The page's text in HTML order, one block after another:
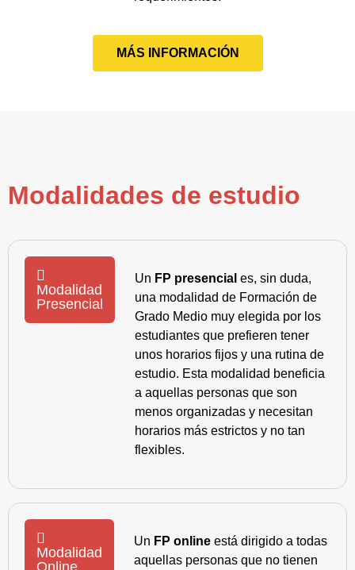
MÁS INFORMACIÓN
Modalidades de estudio
Modalidad
Presencial
Un FP presencial es, sin duda,
una modalidad de Formación de
Grado Medio muy elegida por los
estudiantes que prefieren tener
unos horarios fijos y una rutina de
estudio. Esta modalidad beneficia
a aquellas personas que son
menos organizadas y necesitan
horarios más estrictos y no tan
flexibles.
Modalidad
Un FP online está dirigido a todas
aquellas personas que no tienen